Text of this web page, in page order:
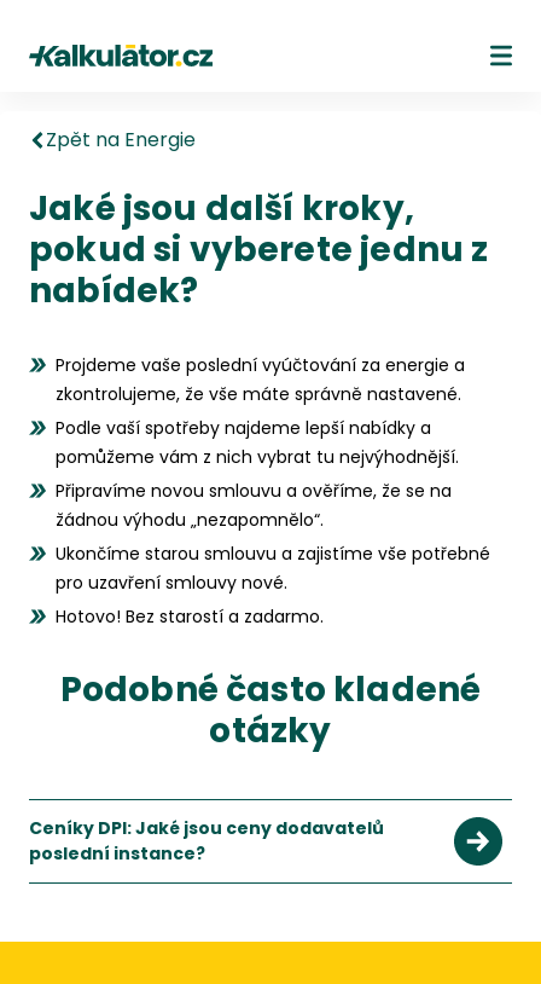
Kalkulátor.cz
Zpět na Energie
Jaké jsou další kroky,
pokud si vyberete jednu z
nabídek?
Projdeme vaše poslední vyúčtování za energie a
zkontrolujeme, že vše máte správně nastavené.
Podle vaší spotřeby najdeme lepší nabídky a
pomůžeme vám z nich vybrat tu nejvýhodnější.
Připravíme novou smlouvu a ověříme, že se na
žádnou výhodu „nezapomnělo“.
Ukončíme starou smlouvu a zajistíme vše potřebné
pro uzavření smlouvy nové.
Hotovo! Bez starostí a zadarmo.
Podobné často kladené
otázky
Ceníky DPI: Jaké jsou ceny dodavatelů
poslední instance?